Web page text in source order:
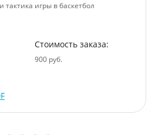
игры в баскетбол
Стоимость заказа:
900 руб.